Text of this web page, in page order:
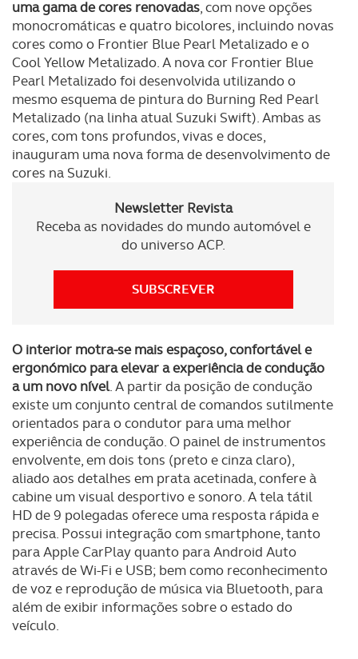
uma gama de cores renovadas, com nove opções
monocromáticas e quatro bicolores, incluindo novas
cores como o Frontier Blue Pearl Metalizado e o
Cool Yellow Metalizado. A nova cor Frontier Blue
Pearl Metalizado foi desenvolvida utilizando o
mesmo esquema de pintura do Burning Red Pearl
Metalizado (na linha atual Suzuki Swift). Ambas as
cores, com tons profundos, vivas e doces,
inauguram uma nova forma de desenvolvimento de
cores na Suzuki.
Newsletter Revista
Receba as novidades do mundo automóvel e
do universo ACP.
SUBSCREVER
O interior motra-se mais espaçoso, confortável e
ergonómico para elevar a experiência de condução
a um novo nível. A partir da posição de condução
existe um conjunto central de comandos sutilmente
orientados para o condutor para uma melhor
experiência de condução. O painel de instrumentos
envolvente, em dois tons (preto e cinza claro),
aliado aos detalhes em prata acetinada, confere à
cabine um visual desportivo e sonoro. A tela tátil
HD de 9 polegadas oferece uma resposta rápida e
precisa. Possui integração com smartphone, tanto
para Apple CarPlay quanto para Android Auto
através de Wi-Fi e USB; bem como reconhecimento
de voz e reprodução de música via Bluetooth, para
além de exibir informações sobre o estado do
veículo.